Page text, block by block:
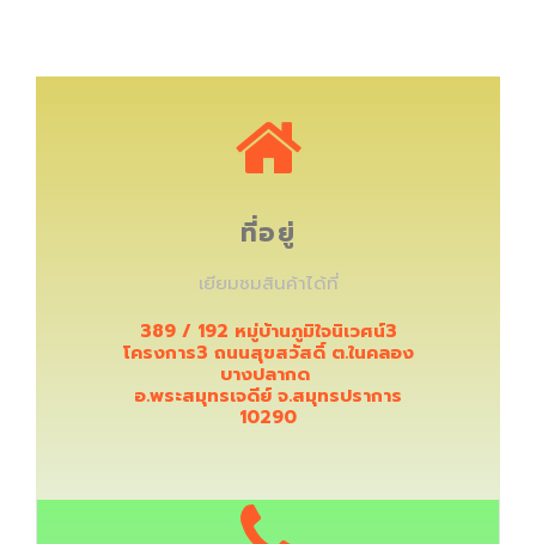
ที่อยู่
เยียมชมสินค้าได้ที่
389 / 192 หมู่บ้านภูมิใจนิเวศน์3
โครงการ3 ถนนสุขสวัสดิ์ ต.ในคลอง
บางปลากด
อ.พระสมุทรเจดีย์ จ.สมุทรปราการ
10290